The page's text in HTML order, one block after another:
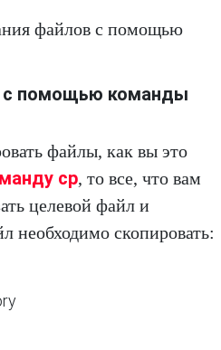
файлов с помощью
с помощью команды
файлы, как вы это
cp, то все, что вам
целевой файл и
необходимо скопировать: